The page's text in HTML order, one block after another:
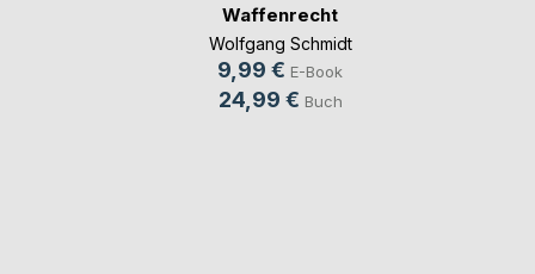
Waffenrecht
Wolfgang Schmidt
9,99 € E-Book
24,99 € Buch